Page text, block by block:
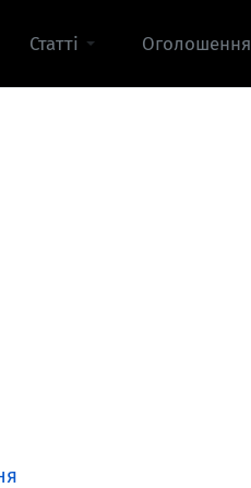
Статті Оголошення